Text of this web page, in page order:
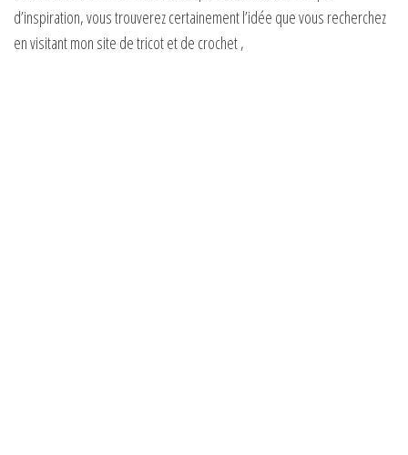
d’inspiration, vous trouverez certainement l’idée que vous recherchez
en visitant mon site de tricot et de crochet ,